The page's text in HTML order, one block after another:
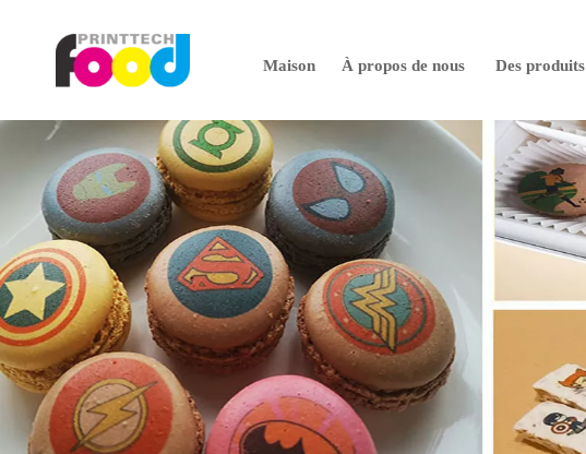
Maison À propos de nous Des produits